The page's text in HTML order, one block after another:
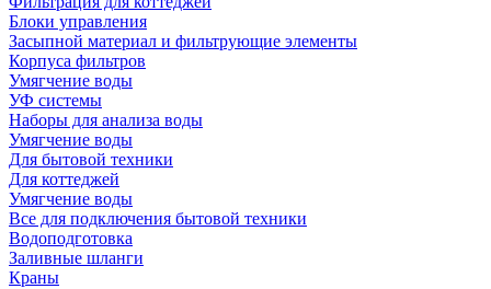
Блоки управления
Засыпной материал и фильтрующие элементы
Корпуса фильтров
Умягчение воды
УФ системы
Наборы для анализа воды
Умягчение воды
Для бытовой техники
Для коттеджей
Умягчение воды
Все для подключения бытовой техники
Водоподготовка
Заливные шланги
Краны